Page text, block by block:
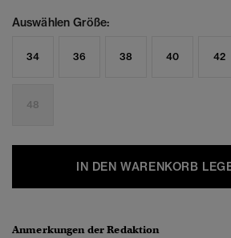
Auswählen Größe:
34 36 38 40 42
48
IN DEN WARENKORB
Anmerkungen der Redaktion